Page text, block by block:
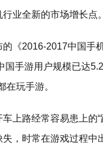
业全新的市场增长点。
《2016-2017中国手
国手游用户规模已达
在玩手游。
上路经常容易患上的“
失，时常在游戏过程中